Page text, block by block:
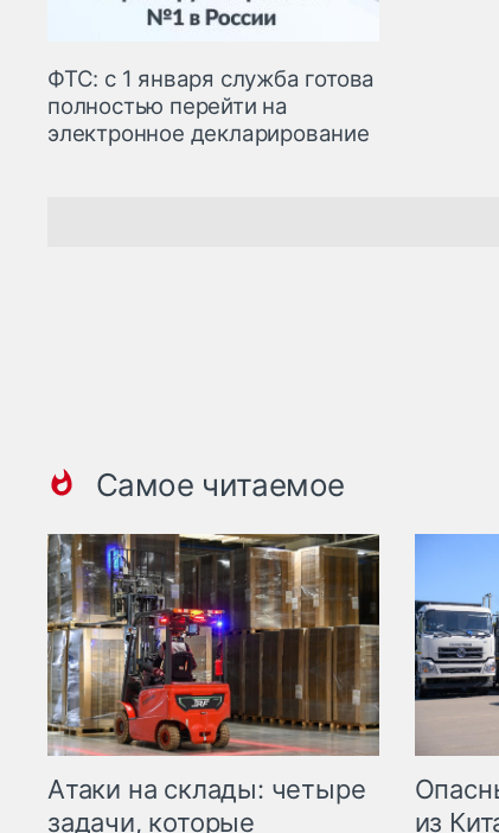
ФТС: с 1 января служба готова
полностью перейти на
электронное декларирование
Самое читаемое
Атаки на склады: четыре
задачи, которые
из